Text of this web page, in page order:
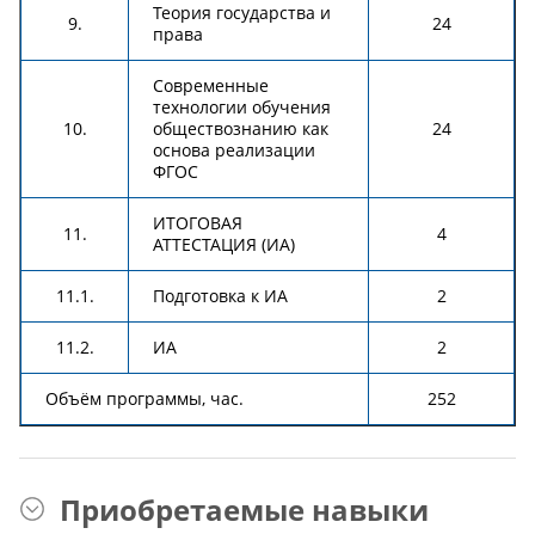
9.
Теория государства и
права
24
10.
Современные
технологии обучения
обществознанию как
основа реализации
ФГОС
24
11.
ИТОГОВАЯ
АТТЕСТАЦИЯ (ИА)
4
11.1. Подготовка к ИА 2
11.2. ИА 2
Объём программы, час. 252
Приобретаемые навыки